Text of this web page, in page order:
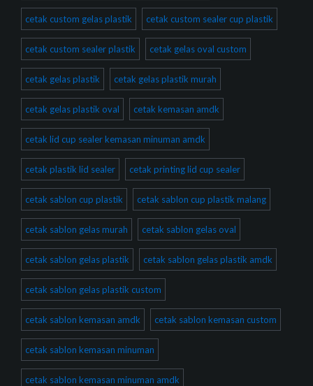
cetak custom gelas plastik cetak custom sealer cup plastik
cetak custom sealer plastik cetak gelas oval custom
cetak gelas plastik cetak gelas plastik murah
cetak gelas plastik oval cetak kemasan amdk
cetak lid cup sealer kemasan minuman amdk
cetak plastik lid sealer cetak printing lid cup sealer
cetak sablon cup plastik cetak sablon cup plastik malang
cetak sablon gelas murah cetak sablon gelas oval
cetak sablon gelas plastik cetak sablon gelas plastik amdk
cetak sablon gelas plastik custom
cetak sablon kemasan amdk cetak sablon kemasan custom
cetak sablon kemasan minuman
cetak sablon kemasan minuman amdk